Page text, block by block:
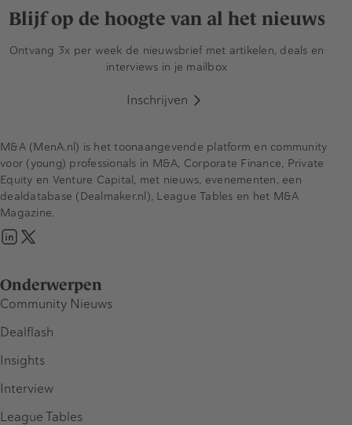
Blijf op de hoogte van al het nieuws
Ontvang 3x per week de nieuwsbrief met artikelen, deals en
interviews in je mailbox
Inschrijven
Onderwerpen
Community Nieuws
Dealflash
Insights
Interview
League Tables
M&A (MenA.nl) is het toonaangevende platform en community
voor (young) professionals in M&A, Corporate Finance, Private
Equity en Venture Capital, met nieuws, evenementen, een
dealdatabase (Dealmaker.nl), League Tables en het M&A
Magazine.